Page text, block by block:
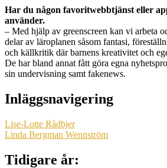
Har du någon favoritwebbtjänst eller
använder.
– Med hjälp av greenscreen kan vi arbeta
delar av läroplanen såsom fantasi,
och källkritik där barnens kreativitet och
De har bland annat fått göra egna
sin undervisning samt fakenews.
Inläggsnavigering
Lise-Lotte Rådbjer
Linda Bergman Wennström
Tidigare år: